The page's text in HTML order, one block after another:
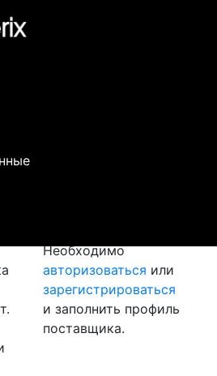
Необходимо
авторизоваться или
зарегистрироваться
и заполнить профиль
поставщика.